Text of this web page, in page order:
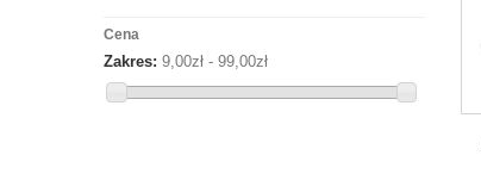
TURKUS (2)
Jasno niebieski(31)
Cena
Zakres: 9,00zł - 99,00zł